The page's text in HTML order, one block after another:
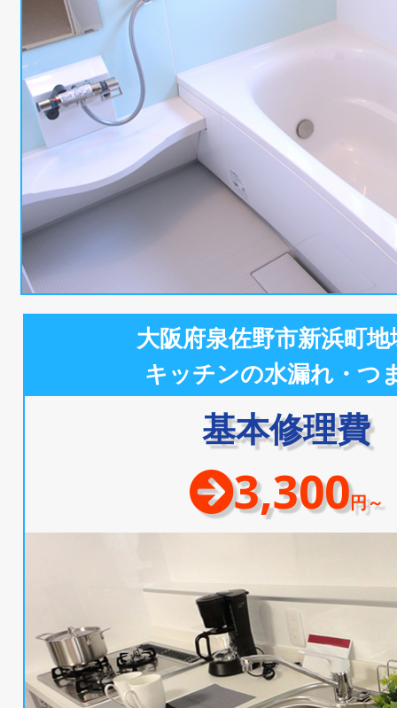
大阪府泉佐野市新浜町地
キッチンの水漏れ・つ
基本修理費
3,300円～